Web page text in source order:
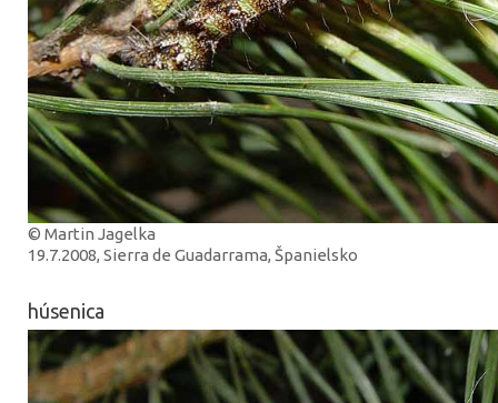
© Martin Jagelka
19.7.2008, Sierra de Guadarrama, Španielsko
húsenica